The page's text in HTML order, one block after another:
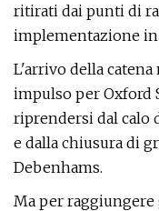
ritirati dai punti di
implementazione in
L'arrivo della catena
impulso per Oxford
riprendersi dal calo
e dalla chiusura di
Debenhams.
Ma per